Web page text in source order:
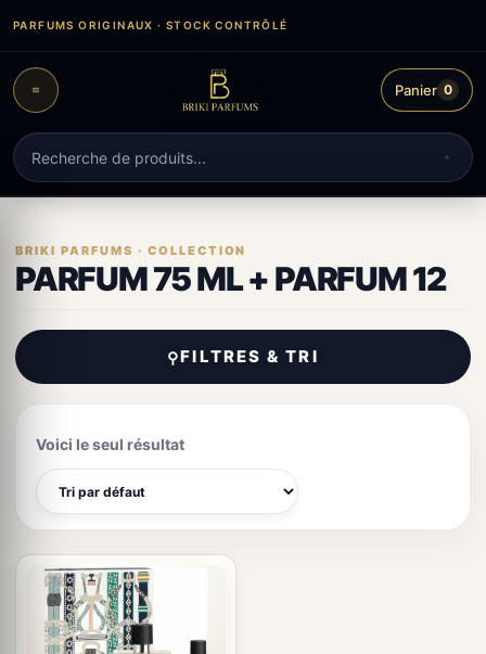
contenu
PARFUMS ORIGINAUX · STOCK CONTRÔLÉ
Recherche
de
produits
Panier 0
PARFUM 75 ML + PARFUM 12
⚲FILTRES & TRI
Voici le seul résultat